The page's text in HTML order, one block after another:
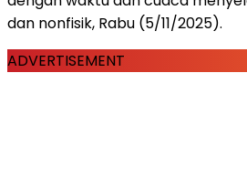
dan nonfisik, Rabu (5/11/2025).
ADVERTISEMENT